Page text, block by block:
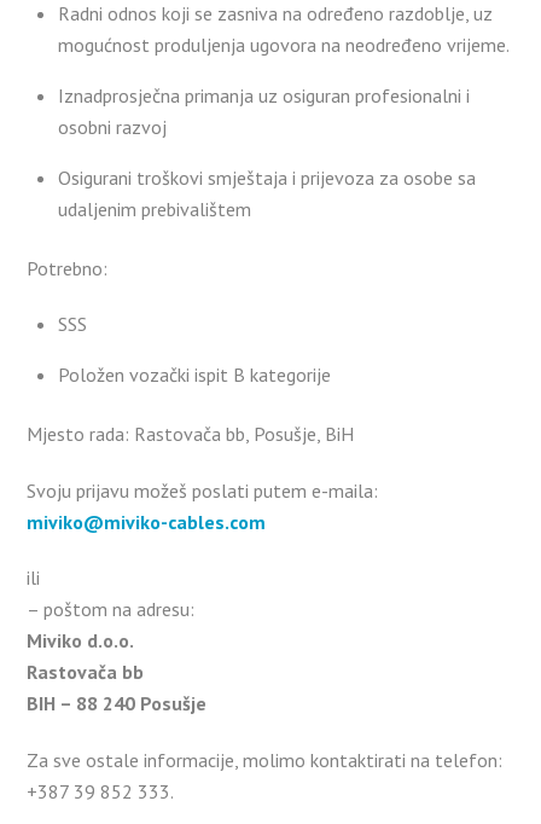
Radni odnos koji se zasniva na određeno razdoblje, uz
mogućnost produljenja ugovora na neodređeno vrijeme.
Iznadprosječna primanja uz osiguran profesionalni i
osobni razvoj
Osigurani troškovi smještaja i prijevoza za osobe sa
udaljenim prebivalištem
Potrebno:
SSS
Položen vozački ispit B kategorije
Mjesto rada: Rastovača bb, Posušje, BiH
Svoju prijavu možeš poslati putem e-maila:
miviko@miviko-cables.com
ili
– poštom na adresu:
Miviko d.o.o.
Rastovača bb
BIH – 88 240 Posušje
Za sve ostale informacije, molimo kontaktirati na telefon:
+387 39 852 333.